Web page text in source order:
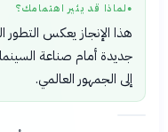
● لماذا قد يثير اهتمامك؟
هذا الإنجاز يعكس التطور
جديدة أمام صناعة
إلى الجمهور العالمي.